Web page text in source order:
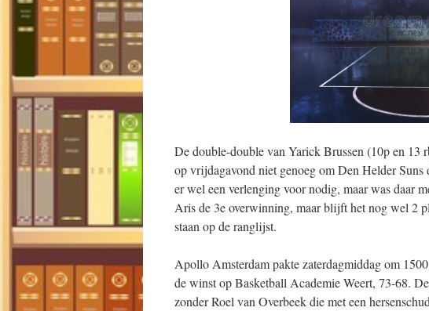
De double-double van Yarick Brussen (10p en 13
op vrijdagavond niet genoeg om Den Helder
er wel een verlenging voor nodig, maar was daar
Aris de 3e overwinning, maar blijft het nog wel 2
staan op de ranglijst.
Apollo Amsterdam pakte zaterdagmiddag om
de winst op Basketball Academie Weert, 73-68.
zonder Roel van Overbeek die met een